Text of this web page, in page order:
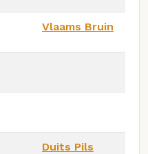
Vlaams Bruin
Duits Pils